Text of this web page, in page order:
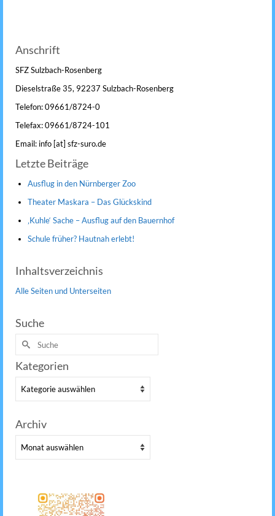
Anschrift
SFZ Sulzbach-Rosenberg
Dieselstraße 35, 92237 Sulzbach-Rosenberg
Telefon: 09661/8724-0
Telefax: 09661/8724-101
Email: info [at] sfz-suro.de
Letzte Beiträge
Ausflug in den Nürnberger Zoo
Theater Maskara – Das Glückskind
‚Kuhle‘ Sache – Ausflug auf den Bauernhof
Schule früher? Hautnah erlebt!
Inhaltsverzeichnis
Alle Seiten und Unterseiten
Suche
Suche
nach:
Kategorien
Kategorien
Archiv
Archiv